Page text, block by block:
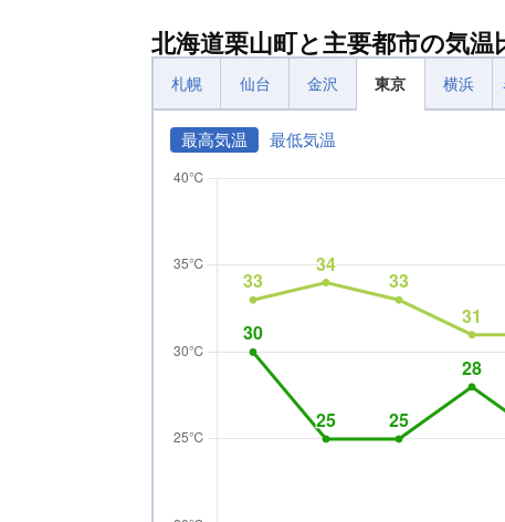
北海道栗山町と主要都市の気温
札幌 仙台 金沢 東京 横浜
最高気温 最低気温